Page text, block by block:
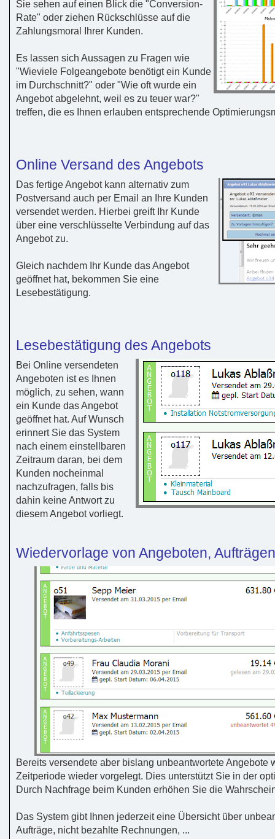
Sie sehen auf einen Blick die "Conversion-
Rate" oder ziehen Rückschlüsse auf die
Zahlungsmoral Ihrer Kunden.
Es lassen sich Aussagen zu Fragen wie
"Wieviele Folgeangebote benötigt ein Kunde
im Durchschnitt?" oder "Wie oft wurde ein
Angebot abgelehnt, weil es zu teuer war?"
treffen, die es Ihnen erlauben entsprechende
Online Versand des Angebots
Das fertige Angebot kann alternativ zum
Postversand auch per Email an Ihre Kunden
versendet werden. Hierbei greift Ihr Kunde
über eine verschlüsselte Verbindung auf das
Angebot zu.
Gleich nachdem Ihr Kunde das Angebot
geöffnet hat, bekommen Sie eine
Lesebestätigung.
Lesebestätigung des Angebots
Bei Online versendeten
Angeboten ist es Ihnen
möglich, zu sehen, wann
ein Kunde das Angebot
geöffnet hat. Auf Wunsch
erinnert Sie das System
nach einem einstellbaren
Zeitraum daran, bei dem
Kunden nocheinmal
nachzufragen, falls bis
dahin keine Antwort zu
diesem Angebot vorliegt.
Wiedervorlage von Angeboten,
Bereits versendete aber bislang unbeantwortete Angebote
Zeitperiode wieder vorgelegt. Dies unterstützt Sie in der
Durch Nachfrage beim Kunden erhöhen Sie die
Das System gibt Ihnen jederzeit eine Übersicht über
Aufträge, nicht bezahlte Rechnungen, ...